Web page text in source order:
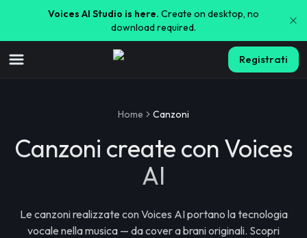
Voices AI Studio is here. Create on desktop, no
download required.
Registrati
Home Canzoni
Canzoni create con Voices
AI
Le canzoni realizzate con Voices AI portano la tecnologia
vocale nella musica — da cover a brani originali. Scopri